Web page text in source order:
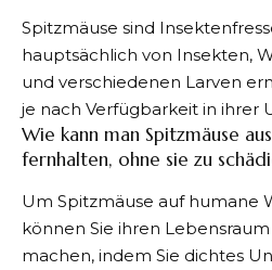
Spitzmäuse sind
hauptsächlich von Insekten,
und verschiedenen Larven
je nach Verfügbarkeit in ihrer
Wie kann man Spitzmäuse
fernhalten, ohne sie zu
Um Spitzmäuse auf humane
können Sie ihren
machen, indem Sie dichtes